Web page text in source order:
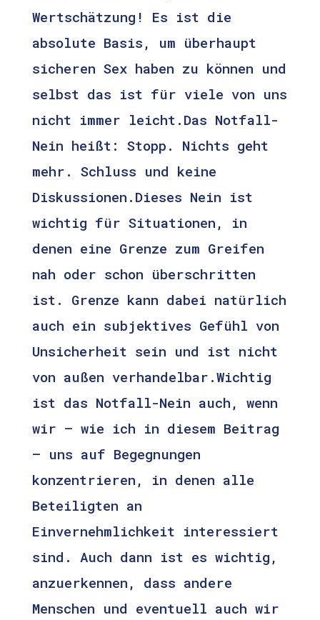
Wertschätzung! Es ist die
absolute Basis, um überhaupt
sicheren Sex haben zu können und
selbst das ist für viele von uns
nicht immer leicht.Das Notfall-
Nein heißt: Stopp. Nichts geht
mehr. Schluss und keine
Diskussionen.Dieses Nein ist
wichtig für Situationen, in
denen eine Grenze zum Greifen
nah oder schon überschritten
ist. Grenze kann dabei natürlich
auch ein subjektives Gefühl von
Unsicherheit sein und ist nicht
von außen verhandelbar.Wichtig
ist das Notfall-Nein auch, wenn
wir – wie ich in diesem Beitrag
– uns auf Begegnungen
konzentrieren, in denen alle
Beteiligten an
Einvernehmlichkeit interessiert
sind. Auch dann ist es wichtig,
anzuerkennen, dass andere
Menschen und eventuell auch wir